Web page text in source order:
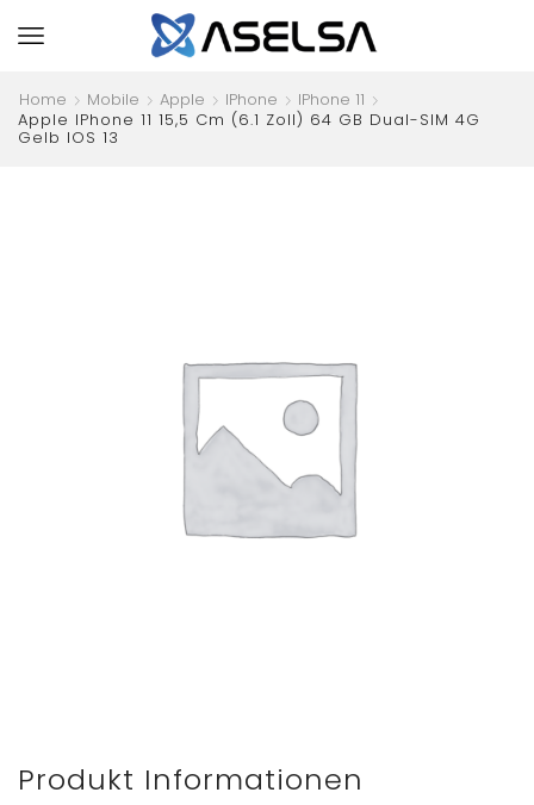
Home Mobile Apple IPhone
IPhone 11
Apple IPhone 11 15,5 Cm (6.1 Zoll) 64 GB Dual-SIM 4G
Gelb IOS 13
Produkt Informationen